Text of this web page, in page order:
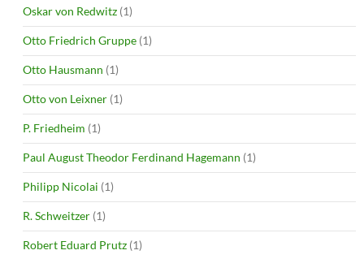
Oskar von Redwitz (1)
Otto Friedrich Gruppe (1)
Otto Hausmann (1)
Otto von Leixner (1)
P. Friedheim (1)
Paul August Theodor Ferdinand Hagemann (1)
Philipp Nicolai (1)
R. Schweitzer (1)
Robert Eduard Prutz (1)